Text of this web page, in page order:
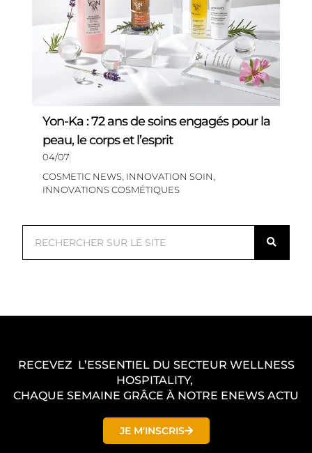
Yon-Ka : 72 ans de soins engagés pour la
peau, le corps et l’esprit
04/07
COSMETIC NEWS, INNOVATION SOIN,
INNOVATIONS COSMÉTIQUES
h
r
RECEVEZ L’ESSENTIEL DU SECTEUR WELLNESS
HOSPITALITY,
CHAQUE SEMAINE GRÂCE À NOTRE ENEWS ACTU
JE M'INSCRIS